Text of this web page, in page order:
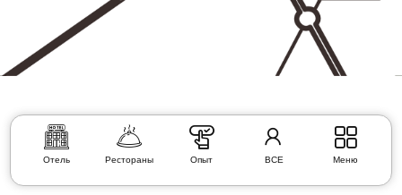
Отель Рестораны Опыт ВСЕ Меню